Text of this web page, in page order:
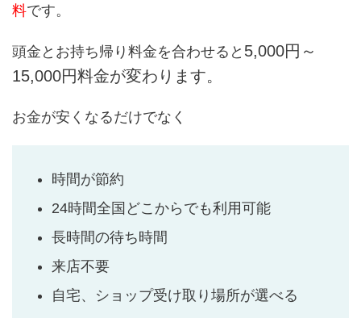
料です。
頭金とお持ち帰り料金を合わせると 5,000円～
15,000円料金が変わります。
お金が安くなるだけでなく
時間が節約
24時間全国どこからでも利用可能
長時間の待ち時間
来店不要
自宅、ショップ受け取り場所が選べる